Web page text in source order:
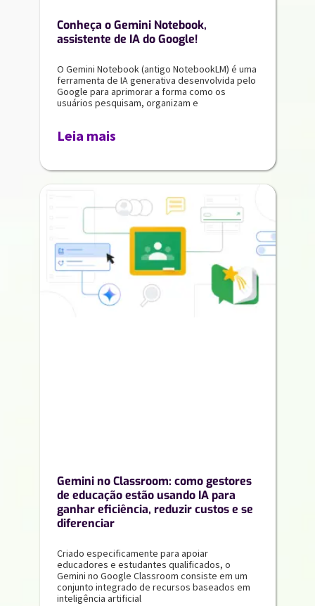
Conheça o Gemini Notebook,
assistente de IA do Google!
O Gemini Notebook (antigo NotebookLM) é uma
ferramenta de IA generativa desenvolvida pelo
Google para aprimorar a forma como os
usuários pesquisam, organizam e
Leia mais
Gemini no Classroom: como gestores
de educação estão usando IA para
ganhar eficiência, reduzir custos e se
diferenciar
Criado especificamente para apoiar
educadores e estudantes qualificados, o
Gemini no Google Classroom consiste em um
conjunto integrado de recursos baseados em
inteligência artificial